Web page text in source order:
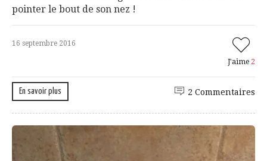
pointer le bout de son nez !
16 septembre 2016
J'aime 2
En savoir plus 2 Commentaires